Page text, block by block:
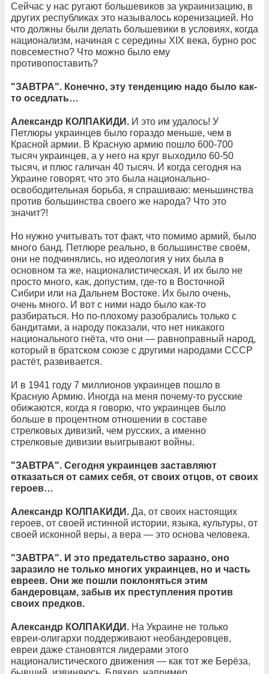
Сейчас у нас ругают большевиков за украинизацию, в
других республиках это называлось коренизацией. Но
что должны были делать большевики в условиях, когда
национализм, начиная с середины XIX века, бурно рос
повсеместно? Что можно было ему
противопоставить?
"ЗАВТРА". Конечно, эту тенденцию надо было как-
то оседлать…
Александр КОЛПАКИДИ. И это им удалось! У
Петлюры украинцев было гораздо меньше, чем в
Красной армии. В Красную армию пошло 600-700
тысяч украинцев, а у него на круг выходило 60-50
тысяч, и плюс галичан 40 тысяч. И когда сегодня на
Украине говорят, что это была национально-
освободительная борьба, я спрашиваю: меньшинства
против большинства своего же народа? Что это
значит?!
Но нужно учитывать тот факт, что помимо армий, было
много банд. Петлюре реально, в большинстве своём,
они не подчинялись, но идеология у них была в
основном та же, националистическая. И их было не
просто много, как, допустим, где-то в Восточной
Сибири или на Дальнем Востоке. Их было очень,
очень много. И вот с ними надо было как-то
разбираться. Но по-плохому разобрались только с
бандитами, а народу показали, что нет никакого
национального гнёта, что они — равноправный народ,
который в братском союзе с другими народами СССР
растёт, развивается.
И в 1941 году 7 миллионов украинцев пошло в
Красную Армию. Иногда на меня почему-то русские
обижаются, когда я говорю, что украинцев было
больше в процентном отношении в составе
стрелковых дивизий, чем русских, а именно
стрелковые дивизии выигрывают войны.
"ЗАВТРА". Сегодня украинцев заставляют
отказаться от самих себя, от своих отцов, от своих
героев…
Александр КОЛПАКИДИ. Да, от своих настоящих
героев, от своей истинной истории, языка, культуры, от
своей исконной веры, а вера — это основа человека.
"ЗАВТРА". И это предательство заразно, оно
заразило не только многих украинцев, но и часть
евреев. Они же пошли поклоняться этим
бандеровцам, забыв их преступления против
своих предков.
Александр КОЛПАКИДИ. На Украине не только
евреи-олигархи поддерживают необандеровцев,
евреи даже становятся лидерами этого
националистического движения — как тот же Берёза,